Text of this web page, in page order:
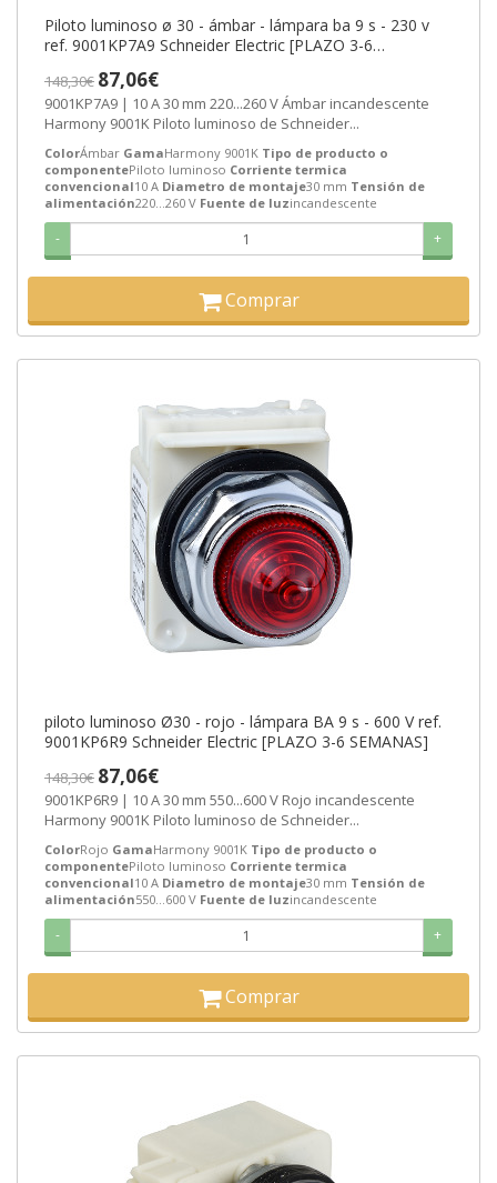
Piloto luminoso ø 30 - ámbar - lámpara ba 9 s - 230 v
ref. 9001KP7A9 Schneider Electric [PLAZO 3-6
148,30€ 87,06€
9001KP7A9 | 10 A 30 mm 220...260 V Ámbar incandescente
Harmony 9001K Piloto luminoso de Schneider...
ColorÁmbar GamaHarmony 9001K Tipo de producto o
componentePiloto luminoso Corriente termica
convencional10 A Diametro de montaje30 mm Tensión de
alimentación220...260 V Fuente de luzincandescente
- +
Comprar
piloto luminoso Ø30 - rojo - lámpara BA 9 s - 600 V ref.
9001KP6R9 Schneider Electric [PLAZO 3-6 SEMANAS]
148,30€ 87,06€
9001KP6R9 | 10 A 30 mm 550...600 V Rojo incandescente
Harmony 9001K Piloto luminoso de Schneider...
ColorRojo GamaHarmony 9001K Tipo de producto o
componentePiloto luminoso Corriente termica
convencional10 A Diametro de montaje30 mm Tensión de
alimentación550...600 V Fuente de luzincandescente
- +
Comprar